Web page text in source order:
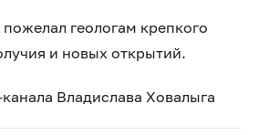
геологам крепкого
и новых открытий.
Владислава Ховалыга